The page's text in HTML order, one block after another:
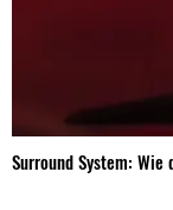
Surround System: